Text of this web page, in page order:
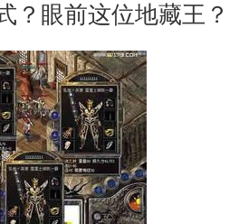
？眼前这位地藏王？